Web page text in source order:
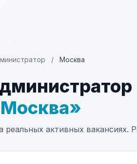
/ Москва
реальных активных вакансиях.